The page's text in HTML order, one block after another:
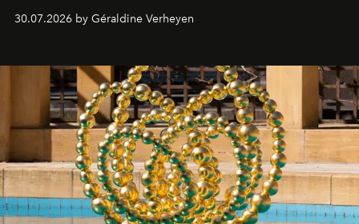
streamingplatformen verschijnen.
30.07.2026 by Géraldine Verheyen